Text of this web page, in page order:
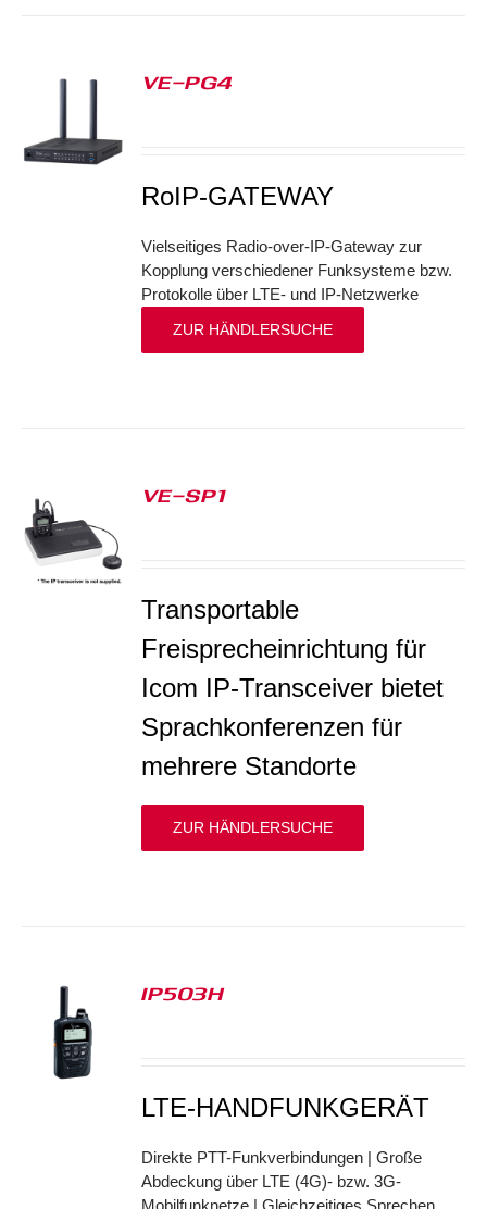
VE-PG4
RoIP-GATEWAY
Vielseitiges Radio-over-IP-Gateway zur
Kopplung verschiedener Funksysteme bzw.
Protokolle über LTE- und IP-Netzwerke
ZUR HÄNDLERSUCHE
VE-SP1
Transportable
Freisprecheinrichtung für
Icom IP-Transceiver bietet
Sprachkonferenzen für
mehrere Standorte
ZUR HÄNDLERSUCHE
IP503H
LTE-HANDFUNKGERÄT
Direkte PTT-Funkverbindungen | Große
Abdeckung über LTE (4G)- bzw. 3G-
Mobilfunknetze | Gleichzeitiges Sprechen